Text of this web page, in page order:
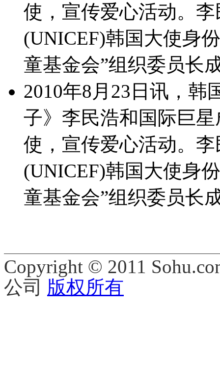
使，宣传爱心活动。
(UNICEF)韩国大使身
童基金会”组织委员长
2010年8月23日讯，韩
子》李民浩和国际巨
使，宣传爱心活动。
(UNICEF)韩国大使身
童基金会”组织委员长
Copyright © 2011
公司 版权所有